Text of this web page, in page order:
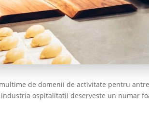
de domenii de activitate pentru
ospitalitatii deserveste un numar